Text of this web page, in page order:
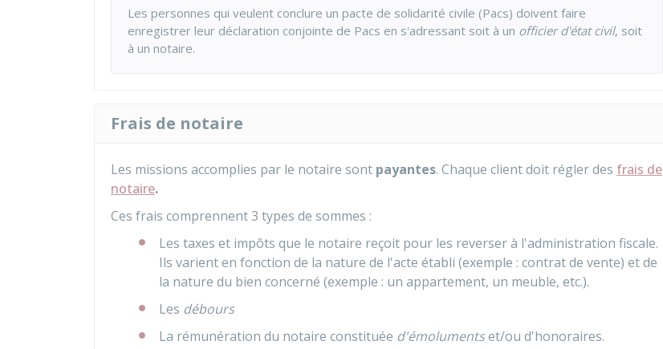
Les personnes qui veulent conclure un pacte de solidarité civile (Pacs) doivent faire
enregistrer leur déclaration conjointe de Pacs en s'adressant soit à un officier d'état civil, soit
à un notaire.
Frais de notaire
Les missions accomplies par le notaire sont payantes. Chaque client doit régler des frais de
notaire.
Ces frais comprennent 3 types de sommes :
Les taxes et impôts que le notaire reçoit pour les reverser à l'administration fiscale.
Ils varient en fonction de la nature de l'acte établi (exemple : contrat de vente) et de
la nature du bien concerné (exemple : un appartement, un meuble, etc.).
Les débours
La rémunération du notaire constituée d'émolumentset/ou d'honoraires.